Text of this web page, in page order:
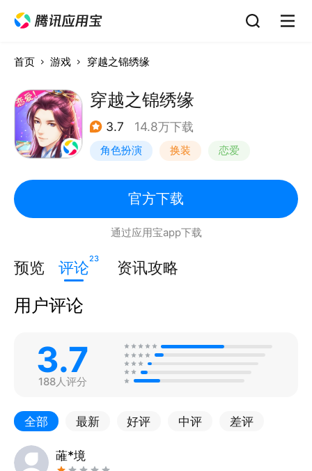
首页 游戏 穿越之锦绣缘
穿越之锦绣缘
3.7 14.8万下载
角色扮演 换装 恋爱
女性向
官方下载
通过应用宝app下载
预览 评论23 资讯攻略
用户评论
3.7
188人评分
全部 最新 好评 中评 差评
蓶*境